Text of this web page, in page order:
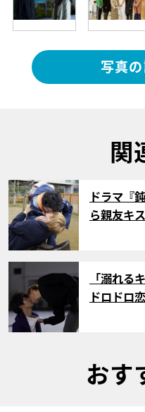
写真
関
サムネイル
ドラマ『
ら親友キ
サムネイル
「溺れる
ドロドロ
おす